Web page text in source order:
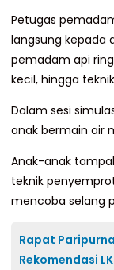
Petugas
langsung kepada
pemadam api
kecil, hingga
Dalam sesi
anak bermain air
Anak-anak
teknik
mencoba selang
Rapat
Rekomendasi